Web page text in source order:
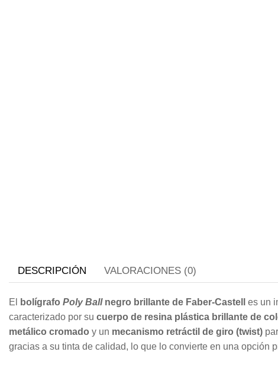
DESCRIPCIÓN VALORACIONES (0)
El bolígrafo Poly Ballnegro brillante de Faber-Castell es un
caracterizado por su cuerpo de resina plástica brillante de
metálico cromado y un mecanismo retráctil de giro (twist)
gracias a su tinta de calidad, lo que lo convierte en una opción